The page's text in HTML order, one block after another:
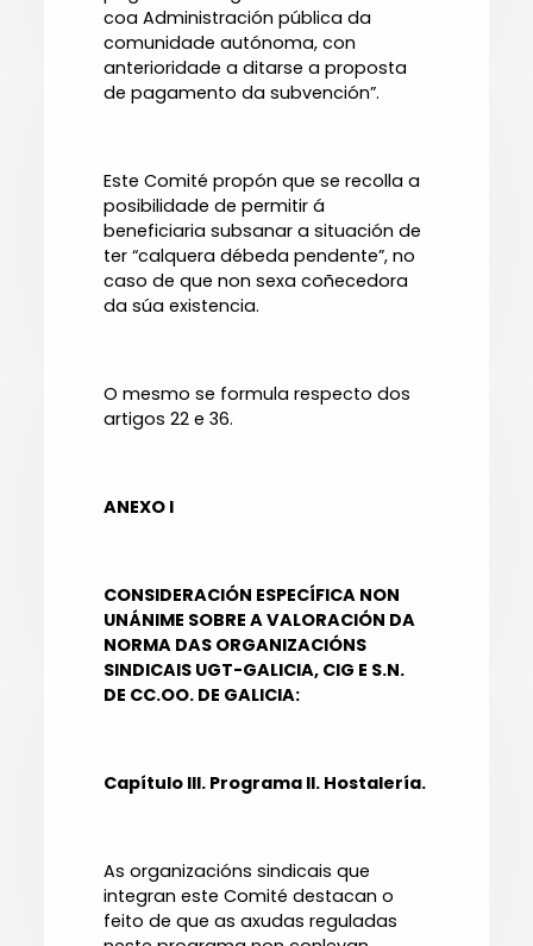
coa Administración pública da
comunidade autónoma, con
anterioridade a ditarse a proposta
de pagamento da subvención”.
Este Comité propón que se recolla a
posibilidade de permitir á
beneficiaria subsanar a situación de
ter “calquera débeda pendente”, no
caso de que non sexa coñecedora
da súa existencia.
O mesmo se formula respecto dos
artigos 22 e 36.
ANEXO I
CONSIDERACIÓN ESPECÍFICA NON
UNÁNIME SOBRE A VALORACIÓN DA
NORMA DAS ORGANIZACIÓNS
SINDICAIS UGT-GALICIA, CIG E S.N.
DE CC.OO. DE GALICIA:
Capítulo III. Programa II. Hostalería.
As organizacións sindicais que
integran este Comité destacan o
feito de que as axudas reguladas